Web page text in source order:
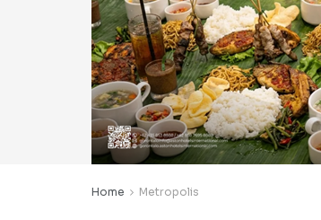
Home Metropolis